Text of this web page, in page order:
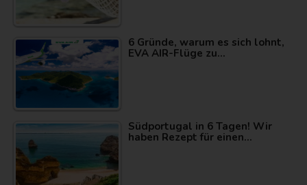
6 Gründe, warum es sich lohnt,
EVA AIR-Flüge zu…
Südportugal in 6 Tagen! Wir
haben Rezept für einen…